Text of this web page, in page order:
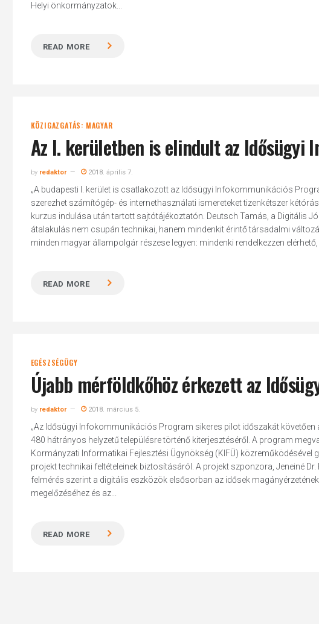
Hit enter to search or ESC to close
Helyi önkormányzatok...
READ MORE
KÖZIGAZGATÁS: MAGYAR
Az I. kerületben is elindult az Idősügyi
by redaktor 2018. április 7.
„A budapesti I. kerület is csatlakozott az Idősügyi Infokommunikációs
szerezhet számítógép- és internethasználati ismereteket tizenkétszer
kurzus indulása után tartott sajtótájékoztatón. Deutsch Tamás, a Digitális
átalakulás nem csupán technikai, hanem mindenkit érintő társadalmi
minden magyar állampolgár részese legyen: mindenki rendelkezzen elérhető,
READ MORE
EGÉSZSÉGÜGY
Újabb mérföldkőhöz érkezett az
by redaktor 2018. március 5.
„Az Idősügyi Infokommunikációs Program sikeres pilot időszakát
480 hátrányos helyzetű településre történő kiterjesztéséről. A program
Kormányzati Informatikai Fejlesztési Ügynökség (KIFÜ)
projekt technikai feltételeinek biztosításáról. A projekt szponzora, Jeneiné
felmérés szerint a digitális eszközök elsősorban az idősek
megelőzéséhez és az...
READ MORE